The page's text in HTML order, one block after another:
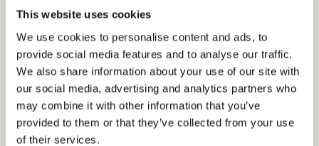
This website uses cookies
We use cookies to personalise content and ads, to
provide social media features and to analyse our traffic.
We also share information about your use of our site with
our social media, advertising and analytics partners who
may combine it with other information that you’ve
provided to them or that they’ve collected from your use
of their services.
Wir prüfen die Bestellung und kontaktieren Sie bei Bedarf.
Eine Mitteilung darüber, dass Sie den Kauf widerrufen
möchten, stoppt eine noch nicht gelieferte Bestellung nicht
automatisch.
Wenn es möglich ist, die gesamte Bestellung oder Teile der
Bestellung vor dem Versand zu stoppen, wird unser
Kundenservice Sie kontaktieren, um abzustimmen, welche
Produkte Ihre Mitteilung betrifft.